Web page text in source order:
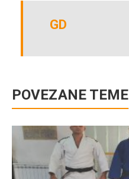
GD
POVEZANE TEME